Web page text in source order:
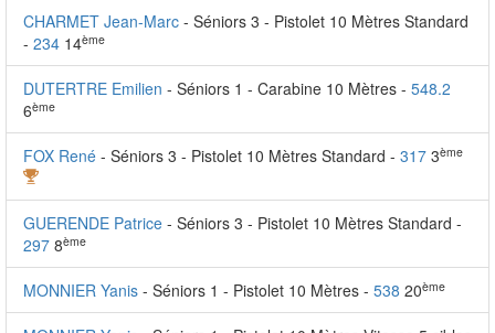
CHARMET Jean-Marc - Séniors 3 - Pistolet 10 Mètres Standard
- 234 14ème
DUTERTRE Emilien - Séniors 1 - Carabine 10 Mètres - 548.2
6ème
FOX René - Séniors 3 - Pistolet 10 Mètres Standard - 317 3ème
GUERENDE Patrice - Séniors 3 - Pistolet 10 Mètres Standard -
297 8ème
MONNIER Yanis - Séniors 1 - Pistolet 10 Mètres - 538 20ème